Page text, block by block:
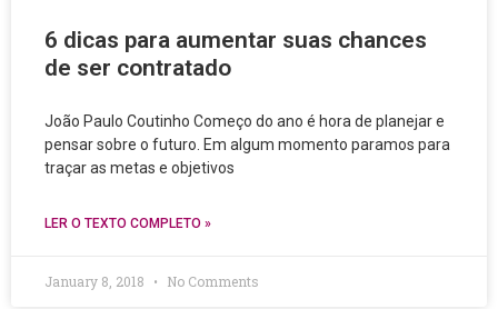
6 dicas para aumentar suas chances
de ser contratado
João Paulo Coutinho Começo do ano é hora de planejar e
pensar sobre o futuro. Em algum momento paramos para
traçar as metas e objetivos
LER O TEXTO COMPLETO »
January 8, 2018 No Comments